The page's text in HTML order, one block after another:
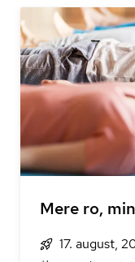
Mere ro,
17. august,